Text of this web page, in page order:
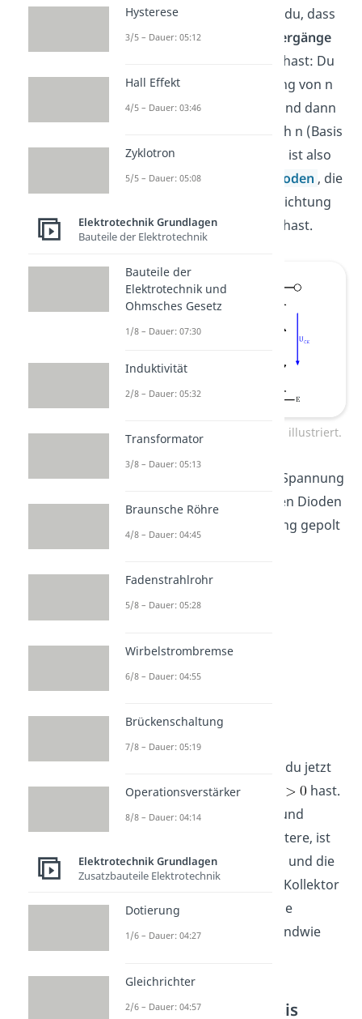
anschaust, dann erkennst du, dass
du im Prinzip
zwei p-n-Übergänge
miteinander „verbunden“ hast: Du
hast einmal einen Übergang von n
nach p (Emitter zu Basis) und dann
einen Übergang von p nach n (Basis
zu Kollektor). Die Situation ist also
ähnlich zu der von
zwei Dioden , die
du in entgegengesetzter Richtung
miteinander „verbunden“ hast.
NPN Transistor durch Dioden illustriert.
Das heißt, egal wie du die Spannung
wählst, eine der beiden Dioden
wird immer in Sperrrichtung gepolt
und
Nehmen wir aber an, dass du jetzt
sowohl
und
hast.
Die Diode zwischen Basis und
Emitter, also im Bild die untere, ist
dann in Durchlassrichtung und die
Diode zwischen Basis und Kollektor
in Sperrrichtung gepolt. Die
Situation hat sich also irgendwie
Vom Emitter zur Basis
Hysterese
3/5 – Dauer: 05:12
Hall Effekt
4/5 – Dauer: 03:46
Zyklotron
5/5 – Dauer: 05:08
Elektrotechnik Grundlagen
Bauteile der Elektrotechnik
Bauteile der
Elektrotechnik und
Ohmsches Gesetz
1/8 – Dauer: 07:30
Induktivität
2/8 – Dauer: 05:32
Transformator
3/8 – Dauer: 05:13
Braunsche Röhre
4/8 – Dauer: 04:45
Fadenstrahlrohr
5/8 – Dauer: 05:28
Wirbelstrombremse
6/8 – Dauer: 04:55
Brückenschaltung
7/8 – Dauer: 05:19
Operationsverstärker
8/8 – Dauer: 04:14
Elektrotechnik Grundlagen
Zusatzbauteile Elektrotechnik
Dotierung
1/6 – Dauer: 04:27
Gleichrichter
2/6 – Dauer: 04:57